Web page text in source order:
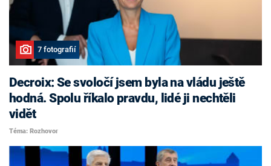
7 fotografií
Decroix: Se svoločí jsem byla na vládu ještě
hodná. Spolu říkalo pravdu, lidé ji nechtěli
vidět
Téma: Rozhovor